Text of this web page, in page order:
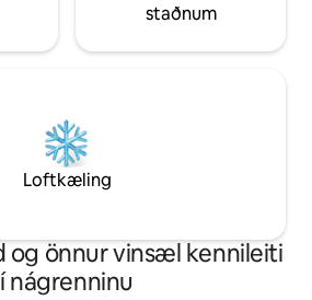
staðnum
Loftkæling
og önnur vinsæl kennileiti
í nágrenninu